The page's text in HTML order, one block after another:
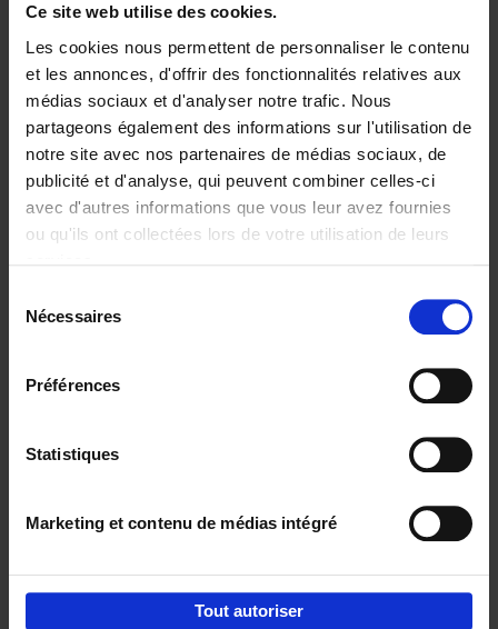
Ce site web utilise des cookies.
Les cookies nous permettent de personnaliser le contenu
et les annonces, d'offrir des fonctionnalités relatives aux
médias sociaux et d'analyser notre trafic. Nous
partageons également des informations sur l'utilisation de
notre site avec nos partenaires de médias sociaux, de
publicité et d'analyse, qui peuvent combiner celles-ci
avec d'autres informations que vous leur avez fournies
ou qu'ils ont collectées lors de votre utilisation de leurs
Nécessaires
Préférences
Statistiques
Marketing et contenu de médias intégré
Tout autoriser
Building Bonds = Building
Business
Jochen Roef Jozefien De Feyter
Carolien Boom
Couverture souple
2025 200
€29,99
Digital marketing like a PRO -
completely revised edition (EN)